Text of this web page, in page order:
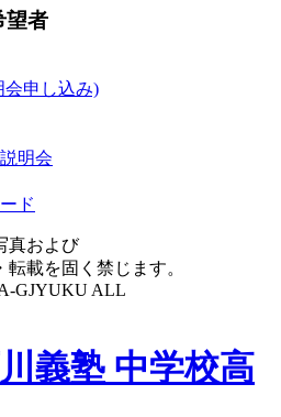
望者
会申し込み)
明会
ド
真および
載を固く禁じます。
GJYUKU ALL